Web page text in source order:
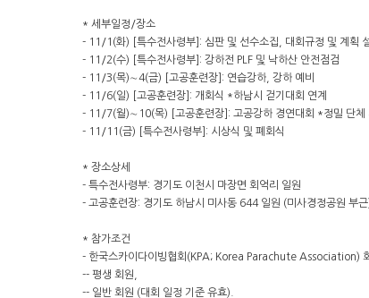
* 세부일정/장소
- 11/1(화) [특수전사령부]: 심판 및 선수소집, 대회규정 및 계획
- 11/2(수) [특수전사령부]: 강하전 PLF 및 낙하산 안전점검
- 11/3(목)∼4(금) [고공훈련장]: 연습강하, 강하 예비
- 11/6(일) [고공훈련장]: 개회식 *하남시 걷기대회 연계
- 11/7(월)∼10(목) [고공훈련장]: 고공강하 경연대회 *정밀 단
- 11/11(금) [특수전사령부]: 시상식 및 폐회식
* 장소상세
- 특수전사령부: 경기도 이천시 마장면 회억리 일원
- 고공훈련장: 경기도 하남시 미사동 644 일원 (미사경정공원 부근
* 참가조건
- 한국스카이다이빙협회(KPA; Korea Parachute Association)
-- 평생 회원,
-- 일반 회원 (대회 일정 기준 유효).